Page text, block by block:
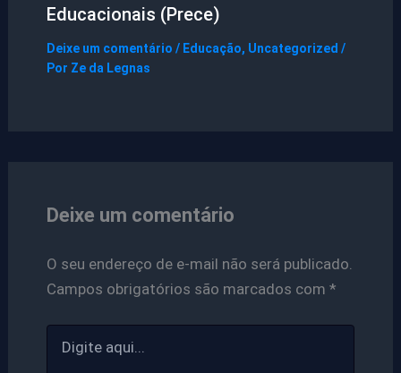
Educacionais (Prece)
Deixe um comentário / Educação, Uncategorized /
Por Ze da Legnas
Deixe um comentário
O seu endereço de e-mail não será publicado.
Campos obrigatórios são marcados com *
aqui...